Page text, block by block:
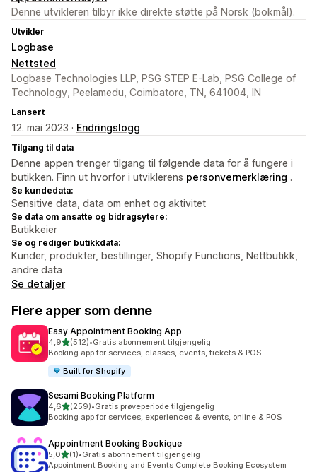
Denne utvikleren tilbyr ikke direkte støtte på Norsk (bokmål).
Utvikler
Logbase
Nettsted
Logbase Technologies LLP, PSG STEP E-Lab, PSG College of
Technology, Peelamedu, Coimbatore, TN, 641004, IN
Lansert
12. mai 2023 · Endringslogg
Tilgang til data
Denne appen trenger tilgang til følgende data for å fungere i
butikken. Finn ut hvorfor i utviklerens personvernerklæring .
Se kundedata:
Sensitive data, data om enhet og aktivitet
Se data om ansatte og bidragsytere:
Butikkeier
Se og rediger butikkdata:
Kunder, produkter, bestillinger, Shopify Functions, Nettbutikk,
andre data
Se detaljer
Flere apper som denne
Easy Appointment Booking App
4,9av 5 stjerner
(512)
Totalt 512 omtaler
•Gratis abonnement tilgjengelig
Booking app for services, classes, events, tickets & POS
Built for Shopify
Sesami Booking Platform
4,6av 5 stjerner
(259)
Totalt 259 omtaler
•Gratis prøveperiode tilgjengelig
Booking app for services, experiences & events, online & POS
Appointment Booking Bookique
5,0av 5 stjerner
(1)
Totalt 1 omtaler
•Gratis abonnement tilgjengelig
Appointment Booking and Events Complete Booking Ecosystem